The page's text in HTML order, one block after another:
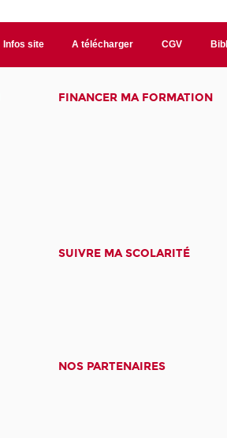
Infos site A télécharger CGV
FINANCER MA FORMATION
SUIVRE MA SCOLARITÉ
NOS PARTENAIRES